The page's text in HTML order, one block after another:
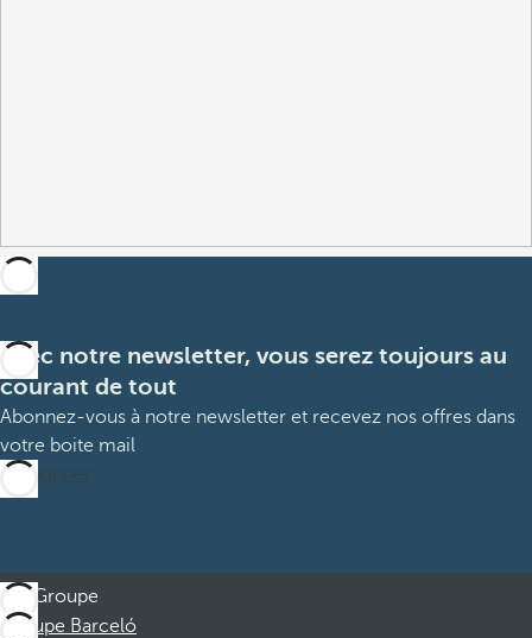
Avec notre newsletter, vous serez toujours au
courant de tout
Abonnez-vous à notre newsletter et recevez nos offres dans
votre boite mail
M’abonner
Groupe
Groupe Barceló